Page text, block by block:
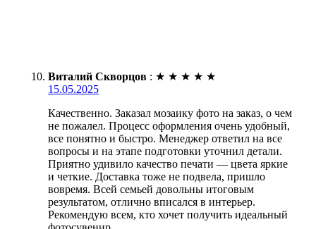
Виталий Скворцов : ★ ★ ★ ★ ★
15.05.2025
Качественно. Заказал мозаику фото на заказ, о чем
не пожалел. Процесс оформления очень удобный,
все понятно и быстро. Менеджер ответил на все
вопросы и на этапе подготовки уточнил детали.
Приятно удивило качество печати — цвета яркие
и четкие. Доставка тоже не подвела, пришло
вовремя. Всей семьей довольны итоговым
результатом, отлично вписался в интерьер.
Рекомендую всем, кто хочет получить идеальный